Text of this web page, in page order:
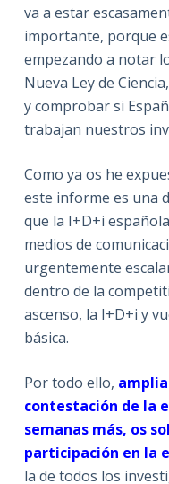
va a estar
importante, porque
empezando a notar
Nueva Ley de
y comprobar si
trabajan nuestros
Como ya os he
este informe es una
que la I+D+i
medios de
urgentemente
dentro de la
ascenso, la I+D+i y
básica.
Por todo ello,
contestación de la
semanas más, os
participación en la
la de todos los